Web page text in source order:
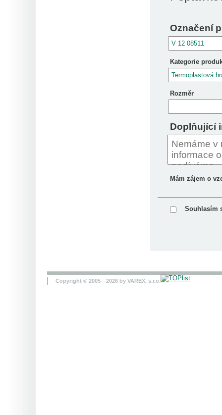
Označení
Kategorie
Rozměr
Doplňující
Mám zájem o
Souhlasím
Copyright © 2005—2026 by VAREX, s.r.o.